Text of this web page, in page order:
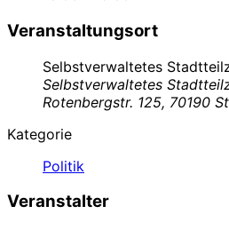
Veranstaltungsort
Selbstverwaltetes
Selbstverwaltetes
Rotenbergstr. 125, 70190
Kategorie
Politik
Veranstalter